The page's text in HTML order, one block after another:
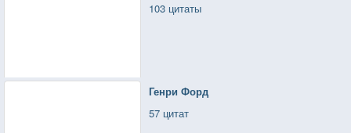
103 цитаты
Генри Форд
57 цитат